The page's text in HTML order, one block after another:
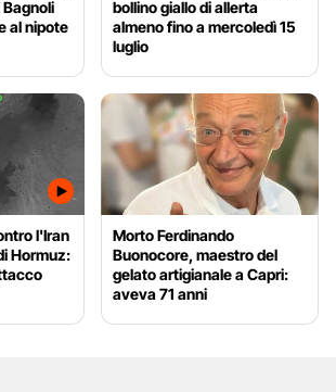
al nipote
bollino giallo di allerta
almeno fino a mercoledì 15
luglio
l'Iran
Hormuz:
Morto Ferdinando
Buonocore, maestro del
gelato artigianale a Capri:
aveva 71 anni